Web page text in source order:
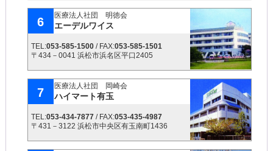
6 医療法人社団 明徳会
エーデルワイス
TEL:053-585-1500/ FAX:053-585-1501
〒434－0041 浜松市浜名区平口2405
7 医療法人社団 岡崎会
ハイマート有玉
TEL:053-434-7877/ FAX:053-435-4987
〒431－3122 浜松市中央区有玉南町1436